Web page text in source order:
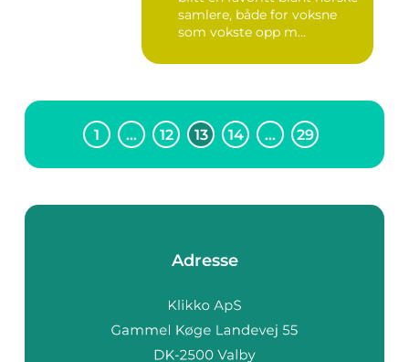
samlere, både for voksne
som vokste opp m...
1 … 12 13 14 … 29
Adresse